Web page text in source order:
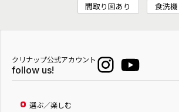
間取り図あり 食洗機
クリナップ公式アカウント
follow us!
選ぶ／楽しむ